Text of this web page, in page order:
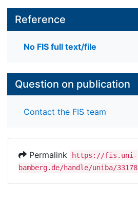
Reference
No FIS full text/file
Question on publication
Contact the FIS team
Permalink
https://fis.uni-
bamberg.de/handle/uniba/33178